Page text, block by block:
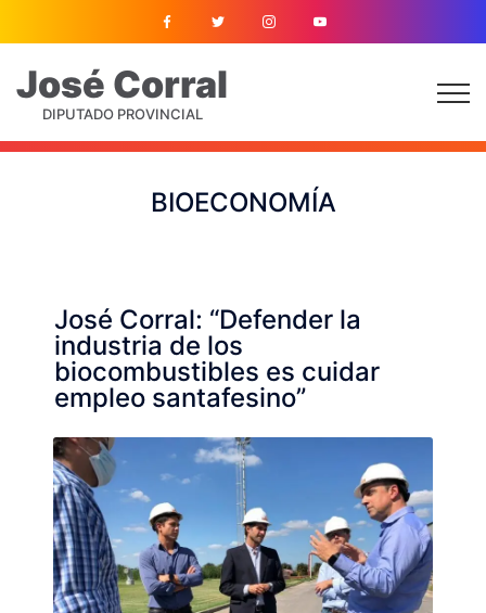
José Corral
DIPUTADO PROVINCIAL
BIOECONOMÍA
José Corral: “Defender la
industria de los
biocombustibles es cuidar
empleo santafesino”